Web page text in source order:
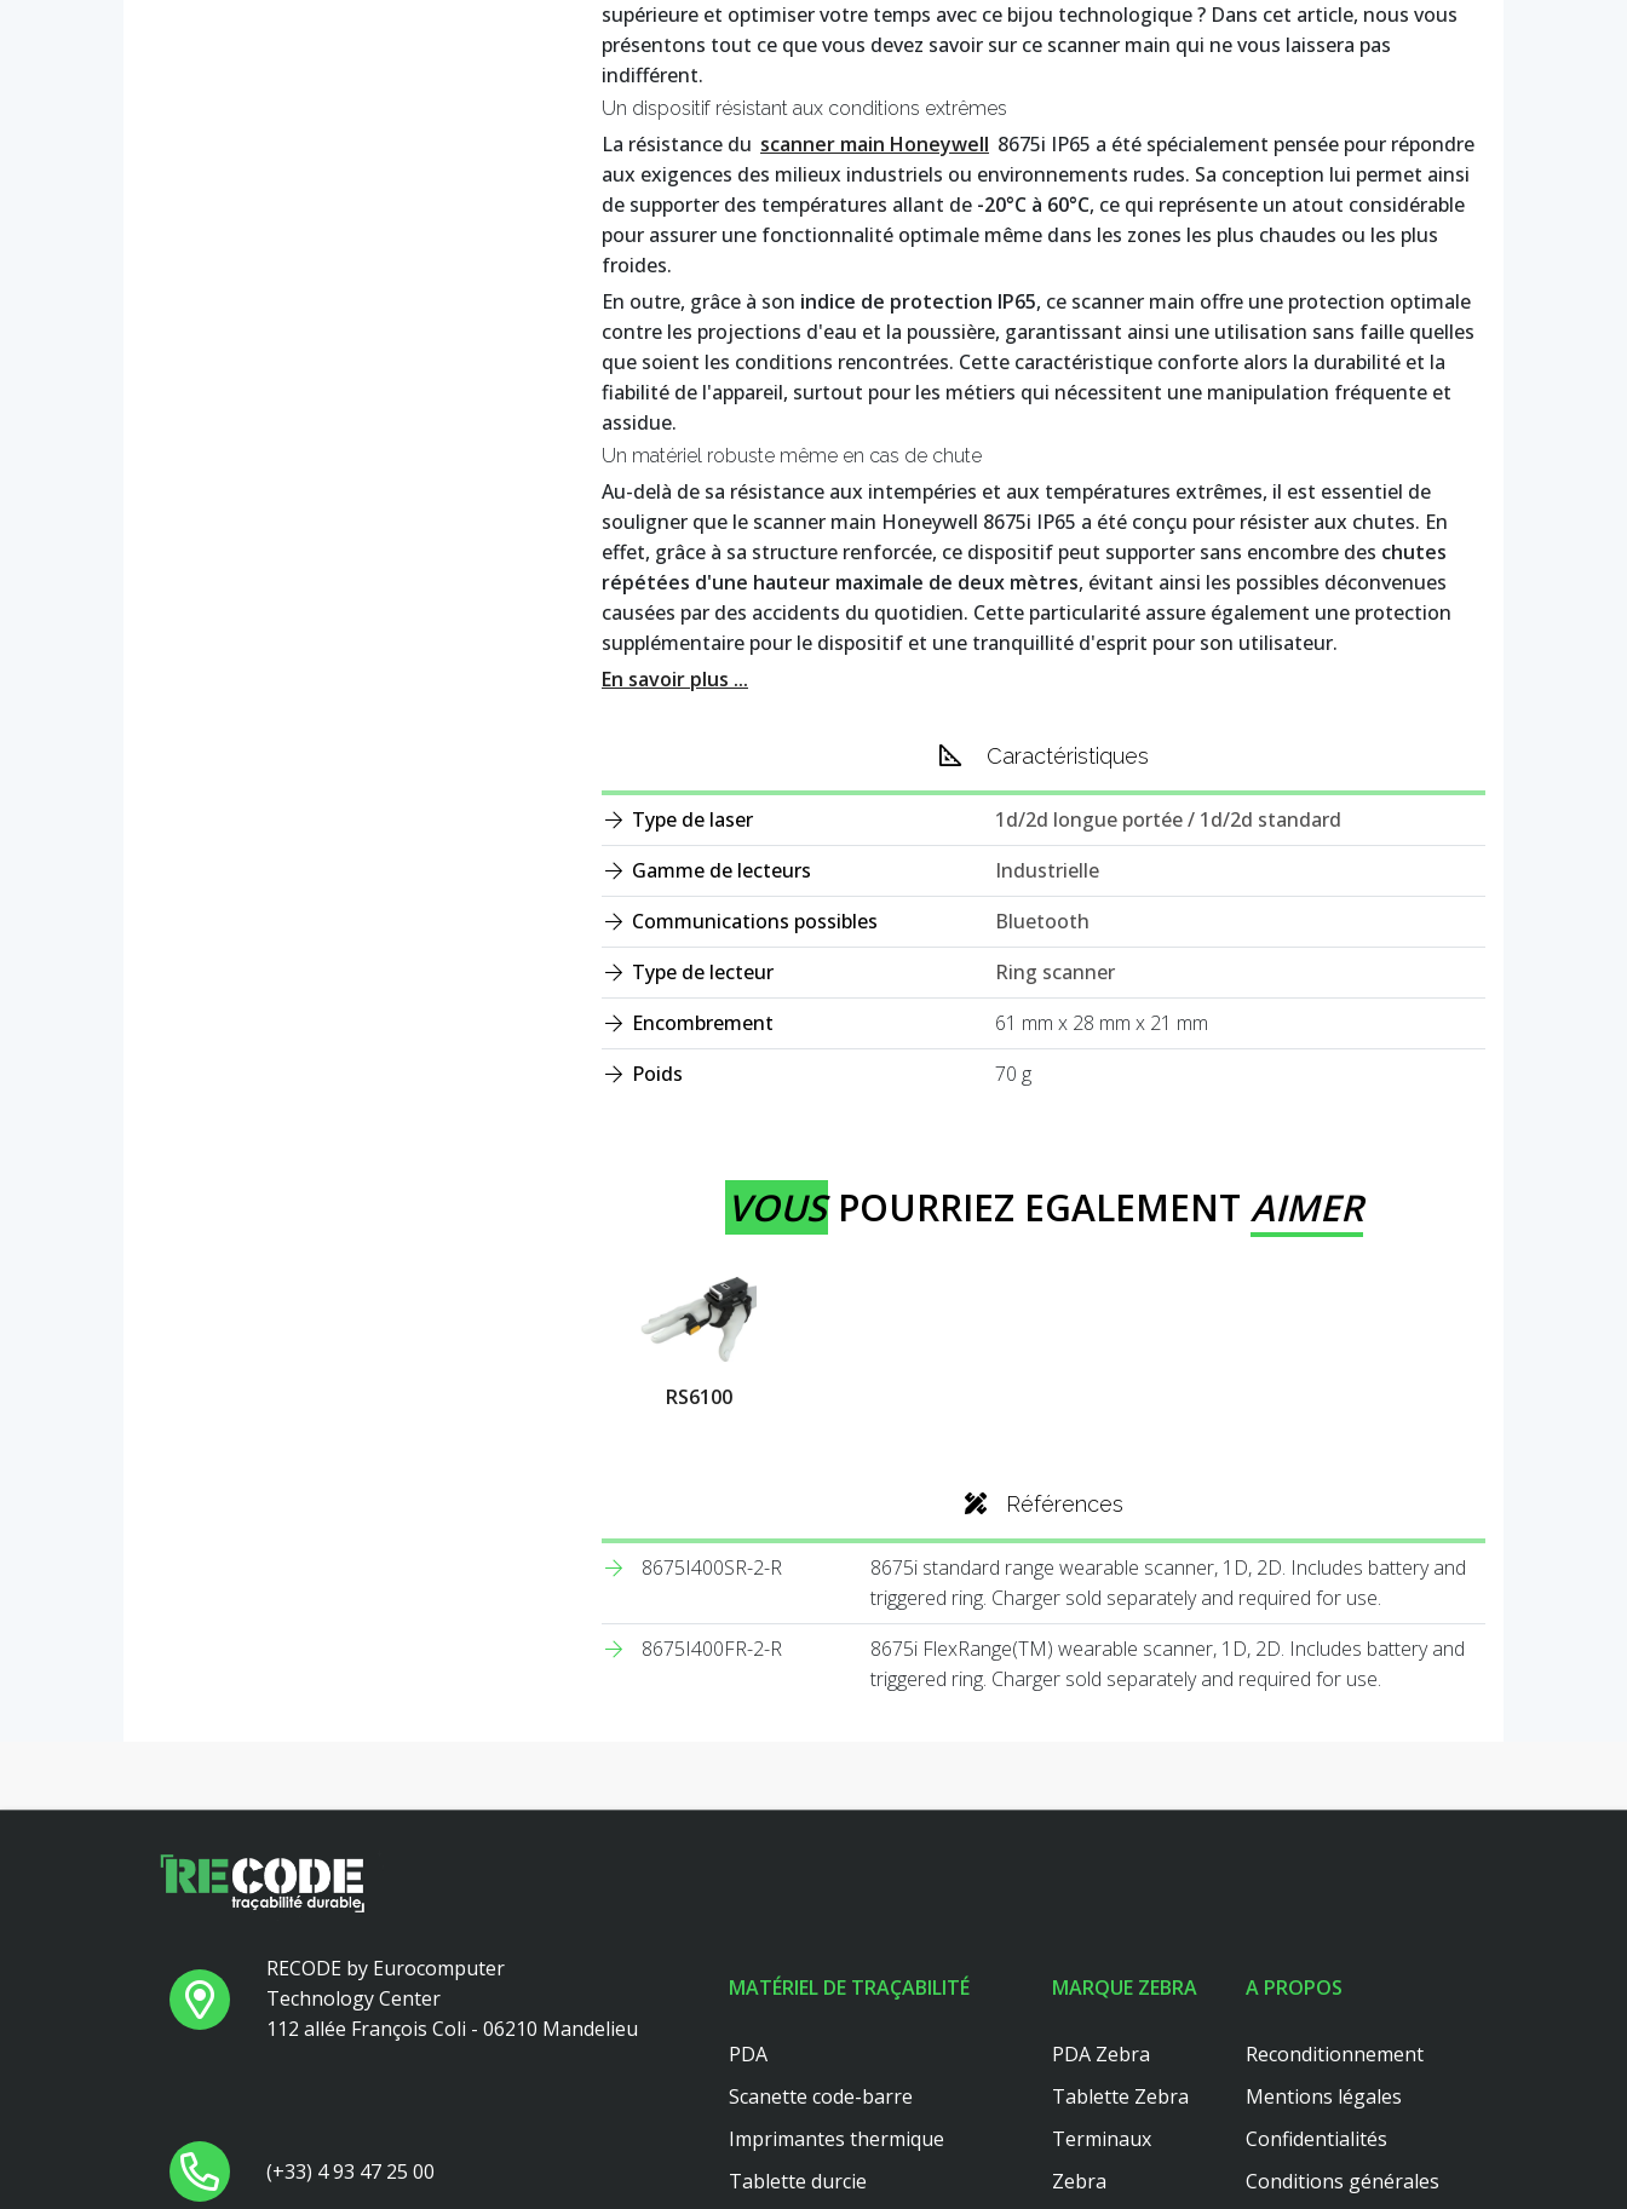
supérieure et optimiser votre temps avec ce bijou technologique ? Dans cet article, nous vous
présentons tout ce que vous devez savoir sur ce scanner main qui ne vous laissera pas
indifférent.
Un dispositif résistant aux conditions extrêmes
La résistance du scanner main Honeywell 8675i IP65 a été spécialement pensée pour répondre
aux exigences des milieux industriels ou environnements rudes. Sa conception lui permet ainsi
de supporter des températures allant de -20°C à 60°C, ce qui représente un atout considérable
pour assurer une fonctionnalité optimale même dans les zones les plus chaudes ou les plus
froides.
En outre, grâce à son indice de protection IP65, ce scanner main offre une protection optimale
contre les projections d'eau et la poussière, garantissant ainsi une utilisation sans faille quelles
que soient les conditions rencontrées. Cette caractéristique conforte alors la durabilité et la
fiabilité de l'appareil, surtout pour les métiers qui nécessitent une manipulation fréquente et
assidue.
Un matériel robuste même en cas de chute
Au-delà de sa résistance aux intempéries et aux températures extrêmes, il est essentiel de
souligner que le scanner main Honeywell 8675i IP65 a été conçu pour résister aux chutes. En
effet, grâce à sa structure renforcée, ce dispositif peut supporter sans encombre des chutes
répétées d'une hauteur maximale de deux mètres, évitant ainsi les possibles déconvenues
causées par des accidents du quotidien. Cette particularité assure également une protection
supplémentaire pour le dispositif et une tranquillité d'esprit pour son utilisateur.
En savoir plus ...
Caractéristiques
Type de laser
1d/2d longue portée / 1d/2d standard
Gamme de lecteurs
Industrielle
Communications possibles
Bluetooth
Type de lecteur
Ring scanner
Encombrement
61 mm x 28 mm x 21 mm
Poids
70 g
VOUSPOURRIEZ EGALEMENT AIMER
RS6100
Références
8675I400SR-2-R
8675i standard range wearable scanner, 1D, 2D. Includes battery and
triggered ring. Charger sold separately and required for use.
8675I400FR-2-R
8675i FlexRange(TM) wearable scanner, 1D, 2D. Includes battery and
triggered ring. Charger sold separately and required for use.
RECODE by Eurocomputer
Technology Center
112 allée François Coli - 06210 Mandelieu
(+33) 4 93 47 25 00
MATÉRIEL DE TRAÇABILITÉ
PDA
Scanette code-barre
Imprimantes thermique
Tablette durcie
MARQUE ZEBRA
PDA Zebra
Tablette Zebra
Terminaux
Zebra
A PROPOS
Reconditionnement
Mentions légales
Confidentialités
Conditions générales